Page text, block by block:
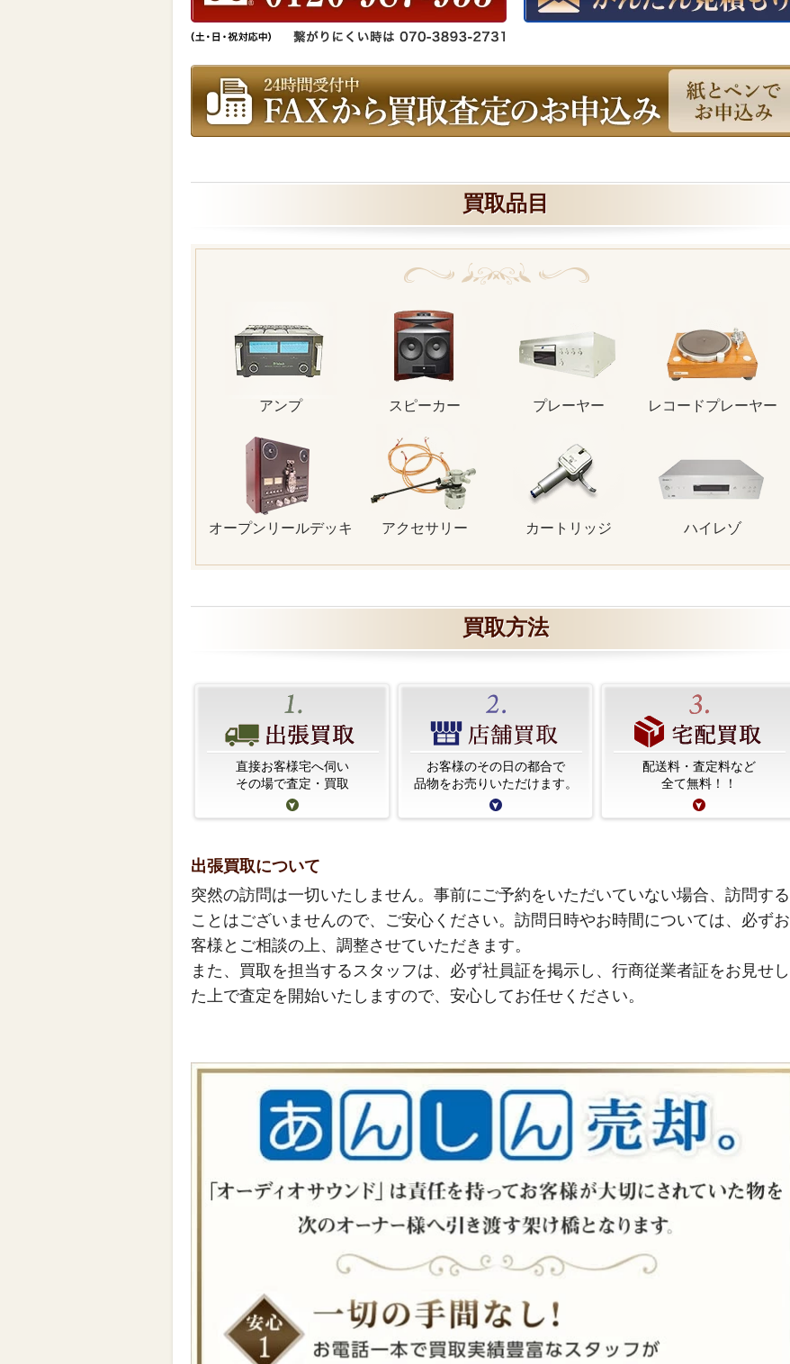
買取品目
アンプ スピーカー プレーヤー レコードプレーヤー
オープンリールデッキ アクセサリー カートリッジ ハイレゾ
買取方法
直接お客様宅へ伺い
その場で査定・買取
お客様のその日の都合で
品物をお売りいただけます。
配送料・査定料など
全て無料！！
出張買取について
突然の訪問は一切いたしません。事前にご予約をいただいていない場合、訪問する
ことはございませんので、ご安心ください。訪問日時やお時間については、必ずお
客様とご相談の上、調整させていただきます。
また、買取を担当するスタッフは、必ず社員証を掲示し、行商従業者証をお見せし
た上で査定を開始いたしますので、安心してお任せください。